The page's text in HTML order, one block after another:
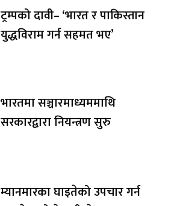
ट्रम्पको दावी– ‘भारत र पाकिस्तान
युद्धविराम गर्न सहमत भए’
भारतमा सञ्चारमाध्यममाथि
सरकारद्वारा नियन्त्रण सुरु
म्यानमारका घाइतेको उपचार गर्न